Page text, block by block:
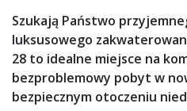
Szukają Państwo
luksusowego
28 to idealne miejsce na
bezproblemowy pobyt w
bezpiecznym otoczeniu